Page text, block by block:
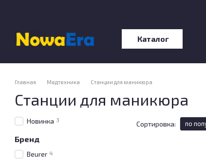
Каталог
Главная Медтехника Станции для маникюра
Станции для маникюра
Сортировка: по
Новинка 3
Бренд
Beurer 4